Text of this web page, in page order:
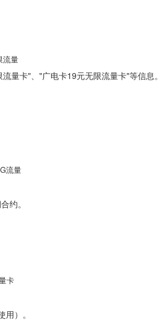
流量
量卡"、"广电卡19元无限流量卡"等信息。
流量
约。
卡
）。